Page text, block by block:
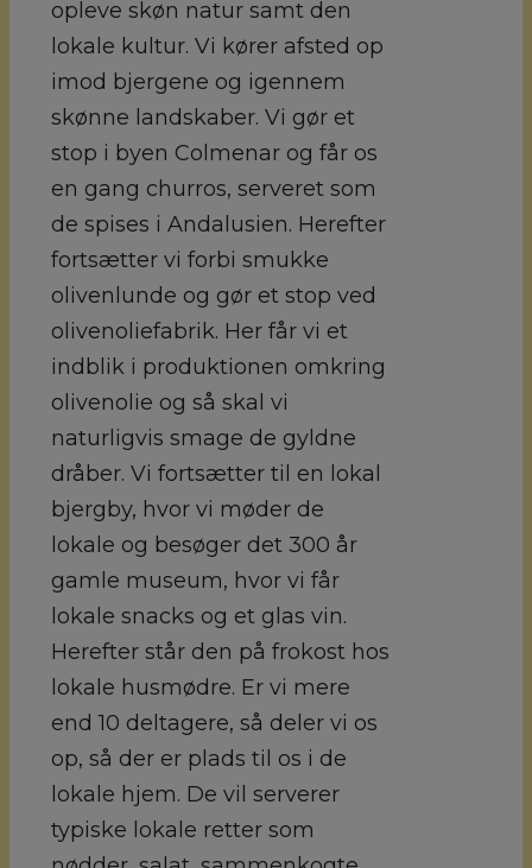
opleve skøn natur samt den
lokale kultur. Vi kører afsted op
imod bjergene og igennem
skønne landskaber. Vi gør et
stop i byen Colmenar og får os
en gang churros, serveret som
de spises i Andalusien. Herefter
fortsætter vi forbi smukke
olivenlunde og gør et stop ved
olivenoliefabrik. Her får vi et
indblik i produktionen omkring
olivenolie og så skal vi
naturligvis smage de gyldne
dråber. Vi fortsætter til en lokal
bjergby, hvor vi møder de
lokale og besøger det 300 år
gamle museum, hvor vi får
lokale snacks og et glas vin.
Herefter står den på frokost hos
lokale husmødre. Er vi mere
end 10 deltagere, så deler vi os
op, så der er plads til os i de
lokale hjem. De vil serverer
typiske lokale retter som